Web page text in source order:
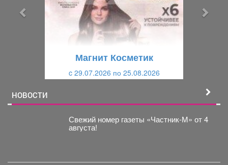
Магнит Косметик
c 29.07.2026 по 25.08.2026
НОВОСТИ
Свежий номер газеты «Частник‑М» от 4
августа!